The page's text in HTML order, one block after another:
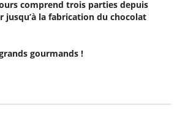
comprend trois parties depuis
jusqu’à la fabrication du chocolat
gourmands !